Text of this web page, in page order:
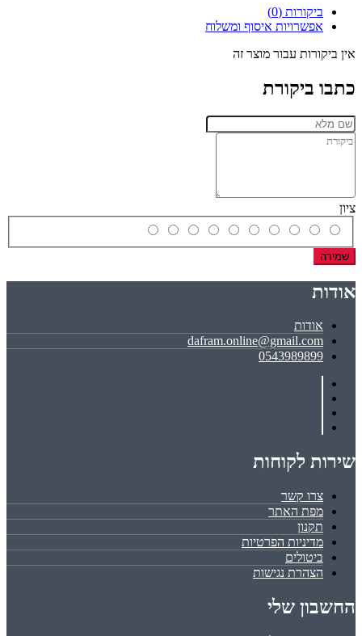
ביקורות (0)
אפשרויות איסוף ומשלוח
אין ביקורות עבור מוצר זה
כתבו ביקורת
ציון
שמירה
אודות
אודות
dafram.online@gmail.com
0543989899
שירות לקוחות
צרו קשר
מפת האתר
תקנון
מדיניות הפרטיות
ביטולים
הצהרת נגישות
החשבון שלי